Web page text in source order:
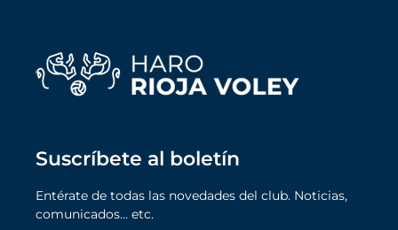
Suscríbete al boletín
Entérate de todas las novedades del club. Noticias,
comunicados… etc.